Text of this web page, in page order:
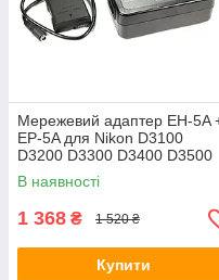
Мережевий адаптер EH-5A
EP-5A для Nikon D3100
D3200 D3300 D3400 D3500
D5100 D5200 D5300 D5500
D5600
В наявності
1 368 ₴ 1 520 ₴
Купити